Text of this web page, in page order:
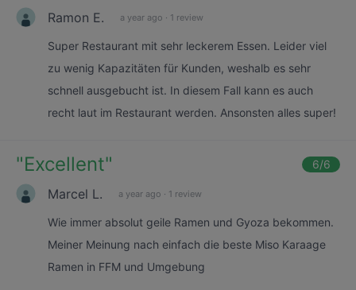
Ramon E. a year ago · 1 review
Super Restaurant mit sehr leckerem Essen. Leider viel
zu wenig Kapazitäten für Kunden, weshalb es sehr
schnell ausgebucht ist. In diesem Fall kann es auch
recht laut im Restaurant werden. Ansonsten alles super!
"Excellent" 6/6
Marcel L. a year ago · 1 review
Wie immer absolut geile Ramen und Gyoza bekommen.
Meiner Meinung nach einfach die beste Miso Karaage
Ramen in FFM und Umgebung